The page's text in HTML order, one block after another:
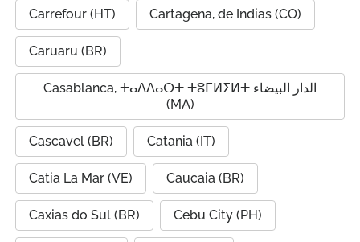
Carrefour (HT) Cartagena, de Indias (CO)
Caruaru (BR)
Casablanca, ⵜⴰⴷⴷⴰⵔⵜ ⵜⵓⵎⵍⵉⵍⵜ الدار البيضاء
(MA)
Cascavel (BR) Catania (IT)
Catia La Mar (VE) Caucaia (BR)
Caxias do Sul (BR) Cebu City (PH)